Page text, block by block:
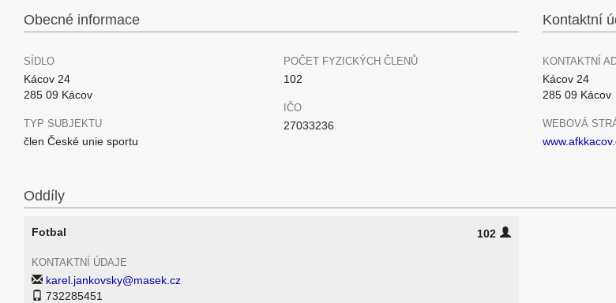
Obecné informace
SÍDLO
Kácov 24
285 09 Kácov
TYP SUBJEKTU
člen České unie sportu
POČET FYZICKÝCH ČLENŮ
102
IČO
27033236
Kontaktní
KONTAKTNÍ
Kácov 24
285 09 Kácov
WEBOVÁ
Oddíly
Fotbal 102
KONTAKTNÍ ÚDAJE
karel.jankovsky@masek.cz
732285451